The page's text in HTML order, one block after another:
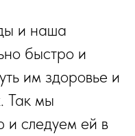
и наша
быстро и
им здоровье и
Так мы
следуем ей в